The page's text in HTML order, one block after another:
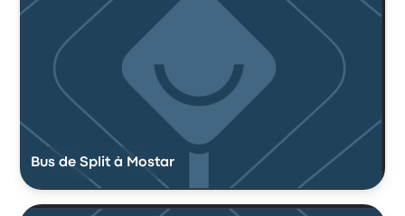
Bus de Split à Mostar